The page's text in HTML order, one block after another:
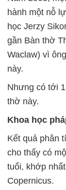
hành một nỗ
học Jerzy
gần Bàn thờ
Waclaw) vì
này.
Nhưng có tới
thờ này.
Khoa học
Kết quả phân
cho thấy có
tuổi, khớp
Copernicus.